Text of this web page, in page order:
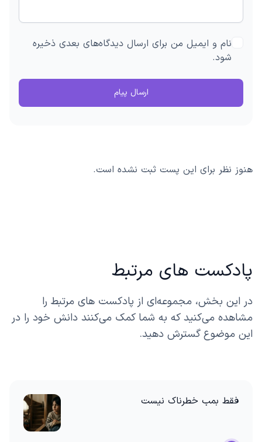
نام و ایمیل من برای ارسال دیدگاه‌های بعدی ذخیره
شود.
ارسال پیام
هنوز نظر برای این پست ثبت نشده است.
پادکست های مرتبط
در این بخش، مجموعه‌ای از پادکست های مرتبط را
مشاهده می‌کنید که به شما کمک می‌کنند دانش خود را در
این موضوع گسترش دهید.
فقط بمب خطرناک نیست